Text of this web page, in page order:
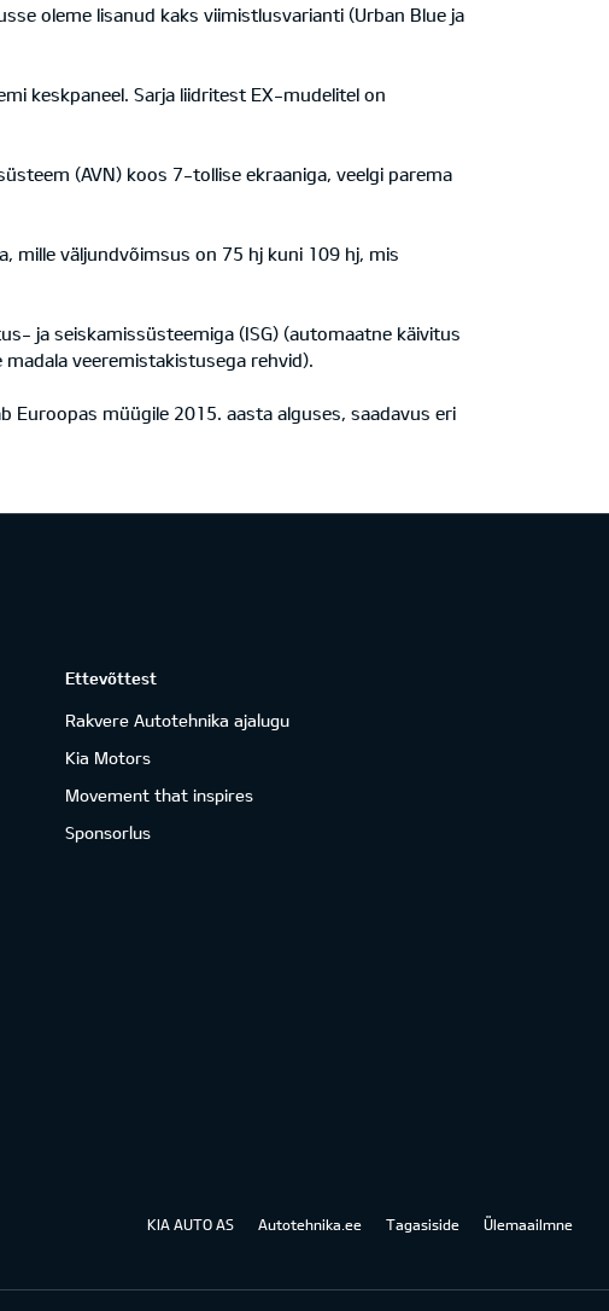
oleme lisanud kaks viimistlusvarianti (Urban Blue ja
keskpaneel. Sarja liidritest EX-mudelitel on
(AVN) koos 7-tollise ekraaniga, veelgi parema
mille väljundvõimsus on 75 hj kuni 109 hj, mis
ja seiskamissüsteemiga (ISG) (automaatne käivitus
veeremistakistusega rehvid).
Euroopas müügile 2015. aasta alguses, saadavus eri
Ettevõttest
Rakvere Autotehnika ajalugu
Kia Motors
Movement that inspires
Sponsorlus
KIA AUTO AS Autotehnika.ee Tagasiside Ülemaailmne